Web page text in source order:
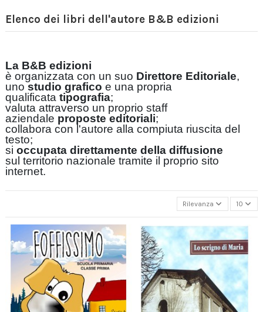
Elenco dei libri dell'autore B&B edizioni
La B&B edizioni
è organizzata con un suo Direttore Editoriale,
uno studio grafico e una propria
qualificata tipografia;
valuta attraverso un proprio staff
aziendale proposte editoriali;
collabora con l'autore alla compiuta riuscita del
testo;
si occupata direttamente della diffusione
sul territorio nazionale tramite il proprio sito
internet.
Rilevanza 10